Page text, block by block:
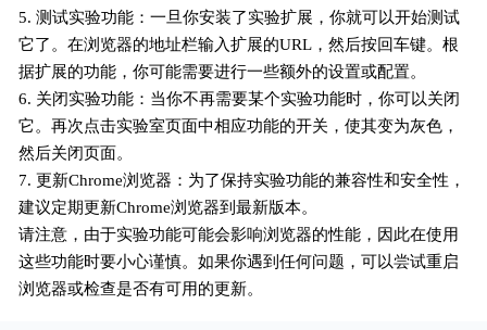
5. 测试实验功能：一旦你安装了实验扩展，你就可以开始测试
它了。在浏览器的地址栏输入扩展的URL，然后按回车键。根
据扩展的功能，你可能需要进行一些额外的设置或配置。
6. 关闭实验功能：当你不再需要某个实验功能时，你可以关闭
它。再次点击实验室页面中相应功能的开关，使其变为灰色，
然后关闭页面。
7. 更新Chrome浏览器：为了保持实验功能的兼容性和安全性，
建议定期更新Chrome浏览器到最新版本。
请注意，由于实验功能可能会影响浏览器的性能，因此在使用
这些功能时要小心谨慎。如果你遇到任何问题，可以尝试重启
浏览器或检查是否有可用的更新。